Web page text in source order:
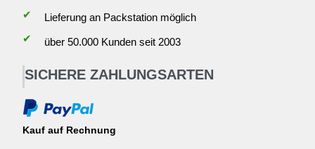
✔
Lieferung an Packstation möglich
✔
über 50.000 Kunden seit 2003
SICHERE ZAHLUNGSARTEN
Kauf auf Rechnung